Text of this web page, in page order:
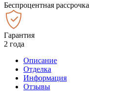
Беспроцентная рассрочка
Гарантия
2 года
Описание
Отделка
Информация
Отзывы